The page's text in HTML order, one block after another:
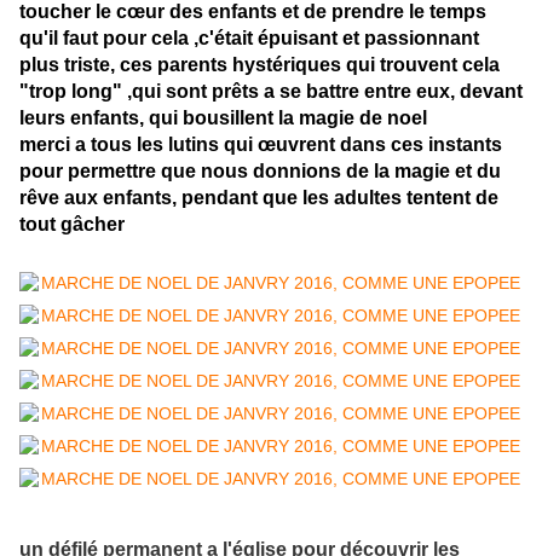
toucher le cœur des enfants et de prendre le temps
qu'il faut pour cela ,c'était épuisant et passionnant
plus triste, ces parents hystériques qui trouvent cela
"trop long" ,qui sont prêts a se battre entre eux, devant
leurs enfants, qui bousillent la magie de noel
merci a tous les lutins qui œuvrent dans ces instants
pour permettre que nous donnions de la magie et du
rêve aux enfants, pendant que les adultes tentent de
tout gâcher
un défilé permanent a l'église pour découvrir les